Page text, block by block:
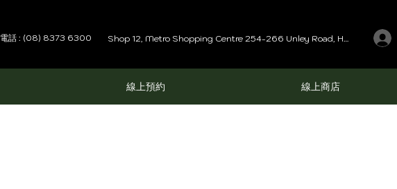
電話 : (08) 8373 6300
線上預約 線上商店